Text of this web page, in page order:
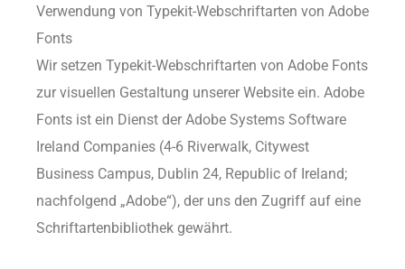
Verwendung von Typekit-Webschriftarten von Adobe
Fonts
Wir setzen Typekit-Webschriftarten von Adobe Fonts
zur visuellen Gestaltung unserer Website ein. Adobe
Fonts ist ein Dienst der Adobe Systems Software
Ireland Companies (4-6 Riverwalk, Citywest
Business Campus, Dublin 24, Republic of Ireland;
nachfolgend „Adobe“), der uns den Zugriff auf eine
Schriftartenbibliothek gewährt.